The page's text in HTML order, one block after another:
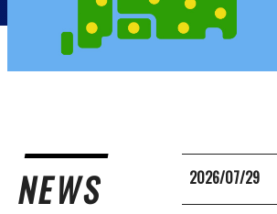
NEWS 2026/07/29